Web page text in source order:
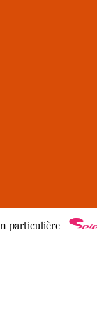
particulière |